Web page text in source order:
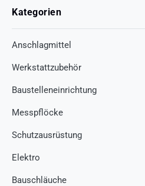
Kategorien
Anschlagmittel
Werkstattzubehör
Baustelleneinrichtung
Messpflöcke
Schutzausrüstung
Elektro
Bauschläuche